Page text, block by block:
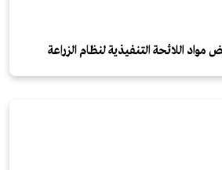
اللائحة التنفيذية لنظام الزراعة